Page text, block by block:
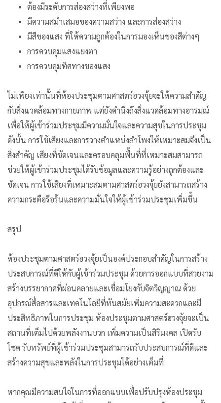
ต้องมีระดับการส่องสว่างที่เพียงพอ
มีความสม่ำเสมอของความสว่าง และการส่องสว่าง
มีสีของแสง ที่ให้ความถูกต้องในการมองเห็นของสีต่างๆ
การควบคุมแสงแยงตา
การควบคุมทิศทางของแสง
ไม่เพียงเท่านั้นที่ห้องประชุมตามศาสตร์ฮวงจุ้ยจะให้ความสำคัญ
กับสิ่งแวดล้อมทางกายภาพ แต่ยังคำนึงถึงสิ่งแวดล้อมทางอารมณ์
เพื่อให้ผู้เข้าร่วมประชุมมีความมั่นใจและความสุขในการประชุม
ดังนั้น การใช้เสียงและการวางตำแหน่งลำโพงให้เหมาะสมจึงเป็น
สิ่งสำคัญ เสียงที่ชัดเจนและครอบคลุมพื้นที่ที่เหมาะสมสามารถ
ช่วยให้ผู้เข้าร่วมประชุมได้รับข้อมูลและความรู้อย่างถูกต้องและ
ชัดเจน การใช้เสียงที่เหมาะสมตามศาสตร์ฮวงจุ้ยยังสามารถสร้าง
ความกระตือรือร้นและความมั่นใจให้ผู้เข้าร่วมประชุมเพิ่มขึ้น
สรุป
ห้องประชุมตามศาสตร์ฮวงจุ้ยเป็นองค์ประกอบสำคัญในการสร้าง
ประสบการณ์ที่ดีให้กับผู้เข้าร่วมประชุม ด้วยการออกแบบที่สวยงาม
สร้างบรรยากาศที่ผ่อนคลายและเชื่อมโยงกับจิตวิญญาณ ด้วย
อุปกรณ์สื่อสารและเทคโนโลยีที่ทันสมัยเพิ่มความสะดวกและมี
ประสิทธิภาพในการประชุม ห้องประชุมตามศาสตร์ฮวงจุ้ยจะเป็น
สถานที่เต็มไปด้วยพลังงานบวก เพิ่มความเป็นสิริมงคล เปิดรับ
โชค รับทรัพย์ที่ผู้เข้าร่วมประชุมสามารถรับประสบการณ์ที่ดีและ
สร้างความสุขและพลังในการประชุมได้อย่างเต็มที่
หากคุณมีความสนใจในการที่ออกแบบเพื่อปรับปรุงห้องประชุม